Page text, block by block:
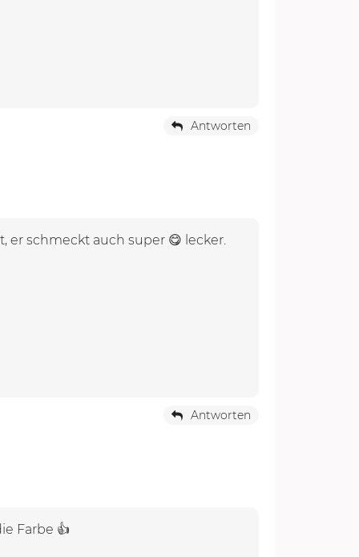
Antworten
er schmeckt auch super 😋 lecker.
Antworten
Farbe 👍